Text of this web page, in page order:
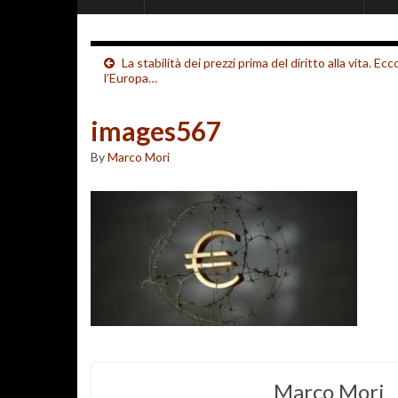
La stabilità dei prezzi prima del diritto alla vita.
l’Europa…
images567
ByMarco Mori
Marco Mori